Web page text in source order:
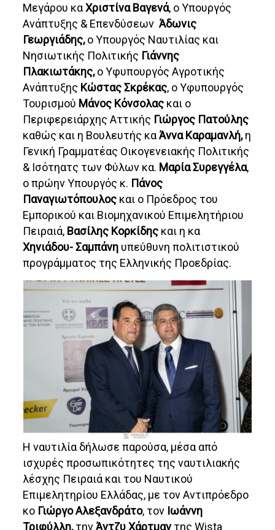
Μεγάρου καΧριστίνα Βαγενά, ο Υπουργός
Ανάπτυξης & ΕπενδύσεωνΆδωνις
Γεωργιάδης,ο Υπουργός Ναυτιλίας και
Νησιωτικής Πολιτικής Γιάννης
Πλακιωτάκης,ο Υφυπουργός Αγροτικής
Ανάπτυξης Κώστας Σκρέκας, ο Υφυπουργός
Τουρισμού Μάνος Κόνσολας και ο
Περιφερειάρχης Αττικής Γιώργος Πατούλης
καθώς και η Βουλευτής καΆννα Καραμανλή,η
Γενική Γραμματέας Οικογενειακής Πολιτικής
& Ισότηατς των Φύλων κα. Μαρία Συρεγγέλα,
ο πρώην Υπουργός κ. Πάνος
Παναγιωτόπουλος και ο Πρόεδρος του
Εμπορικού και Bιομηχανικού Επιμελητήριου
Πειραιά, Βασίλης Κορκίδης και η κα
Χηνιάδου- Σαμπάνη υπεύθυνη πολιτιστικού
προγράμματος της Ελληνικής Προεδρίας.
Η ναυτιλία δήλωσε παρούσα, μέσα από
ισχυρές προσωπικότητες της ναυτιλιακής
λέσχης Πειραιά και του Ναυτικού
Επιμελητηρίου Ελλάδας, με τον Αντιπρόεδρο
κο Γιώργο Αλεξανδράτο, τον Ιωάννη
Τριφύλλη,τηνΆντζυ Χάρτμαντης Wista